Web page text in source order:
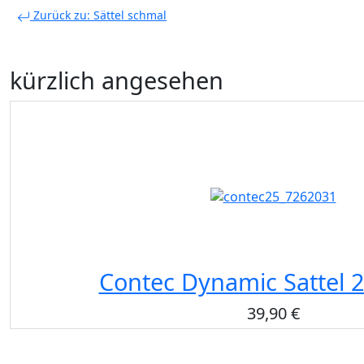
Zurück zu: Sättel schmal
kürzlich angesehen
Contec Dynamic Sattel
39,90 €